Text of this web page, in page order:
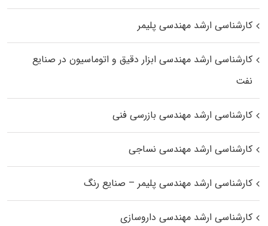
کارشناسی ارشد مهندسی پلیمر
کارشناسی ارشد مهندسی ابزار دقیق و اتوماسیون در صنایع
نفت
کارشناسی ارشد مهندسی بازرسی فنی
کارشناسی ارشد مهندسی نساجی
کارشناسی ارشد مهندسی پلیمر – صنایع رنگ
کارشناسی ارشد مهندسی داروسازی